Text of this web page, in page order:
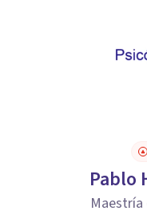
Pablo
Maestría